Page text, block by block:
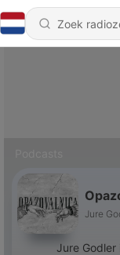
Jure
Jure Godler